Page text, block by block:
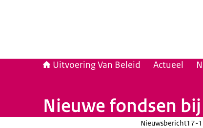
Uitvoering Van Beleid Actueel
Nieuwe fondsen
Nieuwsbericht17-